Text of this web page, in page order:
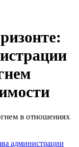
в отношениях